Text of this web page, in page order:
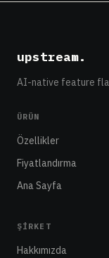
upstream.
AI-native feature
ÜRÜN
Özellikler
Fiyatlandırma
Ana Sayfa
ŞIRKET
Hakkımızda